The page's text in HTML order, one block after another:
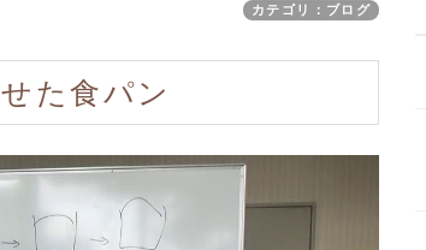
カテゴリ：ブログ
た食パン